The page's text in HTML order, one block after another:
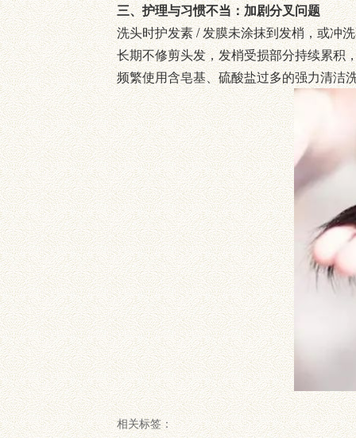
三、护理与习惯不当：加剧分叉问题
洗头时护发素 / 发膜未涂抹到发梢，或冲
长期不修剪头发，发梢受损部分持续累积
频繁使用含皂基、硫酸盐过多的强力清洁
相关标签：